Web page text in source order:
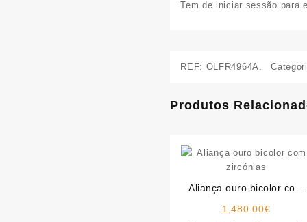
Tem de iniciar sessão para
REF: OLFR4964A.
Produtos
Aliança ouro bicolor com
1,480.00€